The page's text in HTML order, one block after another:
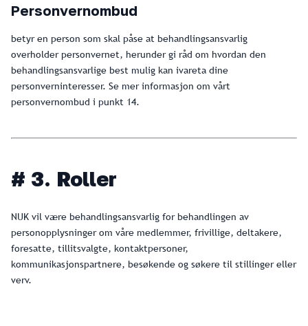
Personvernombud
betyr en person som skal påse at behandlingsansvarlig
overholder personvernet, herunder gi råd om hvordan den
behandlingsansvarlige best mulig kan ivareta dine
personverninteresser. Se mer informasjon om vårt
personvernombud i punkt 14.
# 3. Roller
NUK vil være behandlingsansvarlig for behandlingen av
personopplysninger om våre medlemmer, frivillige, deltakere,
foresatte, tillitsvalgte, kontaktpersoner,
kommunikasjonspartnere, besøkende og søkere til stillinger eller
verv.